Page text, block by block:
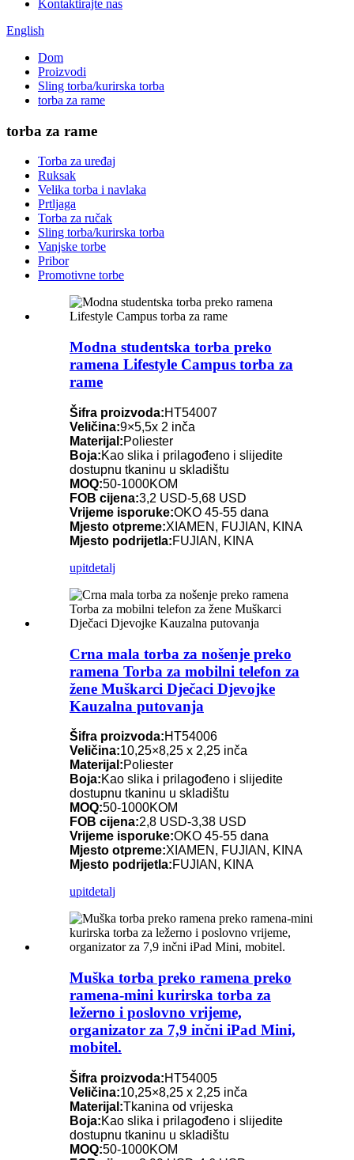
Kontaktirajte nas
English
Dom
Proizvodi
Sling torba/kurirska torba
torba za rame
torba za rame
Torba za uređaj
Ruksak
Velika torba i navlaka
Prtljaga
Torba za ručak
Sling torba/kurirska torba
Vanjske torbe
Pribor
Promotivne torbe
Modna studentska torba preko
ramena Lifestyle Campus torba za
rame
Šifra proizvoda:HT54007
Veličina:9×5,5x 2 inča
Materijal:Poliester
Boja:Kao slika i prilagođeno i slijedite
dostupnu tkaninu u skladištu
MOQ:50-1000KOM
FOB cijena:3,2 USD-5,68 USD
Vrijeme isporuke:OKO 45-55 dana
Mjesto otpreme:XIAMEN, FUJIAN, KINA
Mjesto podrijetla:FUJIAN, KINA
upitdetalj
Crna mala torba za nošenje preko
ramena Torba za mobilni telefon za
žene Muškarci Dječaci Djevojke
Kauzalna putovanja
Šifra proizvoda:HT54006
Veličina:10,25×8,25 x 2,25 inča
Materijal:Poliester
Boja:Kao slika i prilagođeno i slijedite
dostupnu tkaninu u skladištu
MOQ:50-1000KOM
FOB cijena:2,8 USD-3,38 USD
Vrijeme isporuke:OKO 45-55 dana
Mjesto otpreme:XIAMEN, FUJIAN, KINA
Mjesto podrijetla:FUJIAN, KINA
upitdetalj
Muška torba preko ramena preko
ramena-mini kurirska torba za
ležerno i poslovno vrijeme,
organizator za 7,9 inčni iPad Mini,
mobitel.
Šifra proizvoda:HT54005
Veličina:10,25×8,25 x 2,25 inča
Materijal:Tkanina od vrijeska
Boja:Kao slika i prilagođeno i slijedite
dostupnu tkaninu u skladištu
MOQ:50-1000KOM